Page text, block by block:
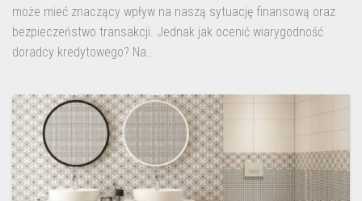
może mieć znaczący wpływ na naszą sytuację finansową oraz
bezpieczeństwo transakcji. Jednak jak ocenić wiarygodność
doradcy kredytowego? Na...